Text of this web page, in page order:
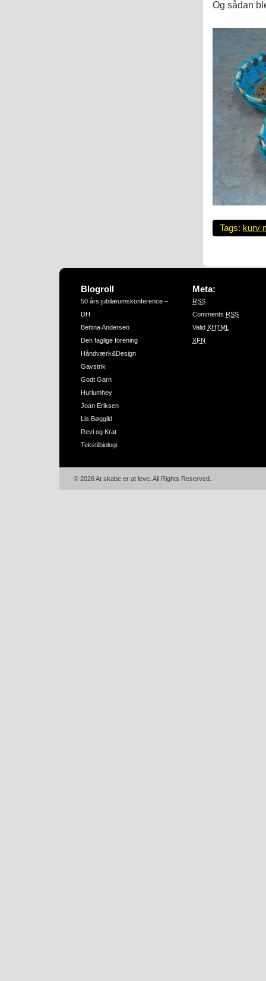
Og sådan
Tags: kurv
Blogroll
50 års jubilæumskonference –
DH
Bettina Andersen
Den faglige forening
Håndværk&Design
Gavstrik
Godt Garn
Hurlumhey
Joan Eriksen
Lis Bøggild
Revl og Krat
Tekstilbiologi
Meta:
RSS
Comments RSS
Valid XHTML
XFN
© 2026 At skabe er at leve. All Rights Reserved.